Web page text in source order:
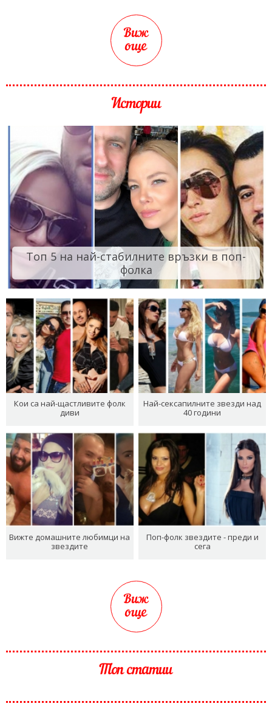
Виж
още
Истории
Топ 5 на най-стабилните връзки в поп-
фолка
Кои са най-щастливите фолк
диви
Най-сексапилните звезди над
40 години
Вижте домашните любимци на
звездите
Поп-фолк звездите - преди и
сега
Виж
още
Топ статии